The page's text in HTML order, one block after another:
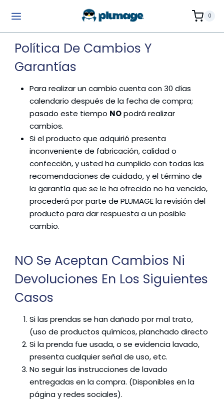
contenido
0
Política De Cambios Y
Garantías
Para realizar un cambio cuenta con 30 días
calendario después de la fecha de compra;
pasado este tiempo NOpodrá realizar
cambios.
Si el producto que adquirió presenta
inconveniente de fabricación, calidad o
confección, y usted ha cumplido con todas las
recomendaciones de cuidado, y el término de
la garantía que se le ha ofrecido no ha vencido,
procederá por parte de PLUMAGE la revisión del
producto para dar respuesta a un posible
cambio.
NO Se Aceptan Cambios Ni
Devoluciones En Los Siguientes
Casos
Si las prendas se han dañado por mal trato,
(uso de productos químicos, planchado directo
Si la prenda fue usada, o se evidencia lavado,
presenta cualquier señal de uso, etc.
No seguir las instrucciones de lavado
entregadas en la compra. (Disponibles en la
página y redes sociales).